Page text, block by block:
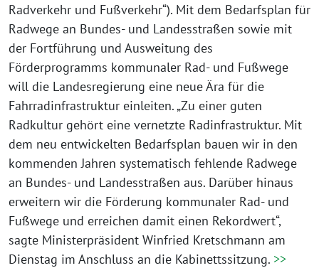
Radverkehr und Fußverkehr“). Mit dem Bedarfsplan für
Radwege an Bundes- und Landesstraßen sowie mit
der Fortführung und Ausweitung des
Förderprogramms kommunaler Rad- und Fußwege
will die Landesregierung eine neue Ära für die
Fahrradinfrastruktur einleiten. „Zu einer guten
Radkultur gehört eine vernetzte Radinfrastruktur. Mit
dem neu entwickelten Bedarfsplan bauen wir in den
kommenden Jahren systematisch fehlende Radwege
an Bundes- und Landesstraßen aus. Darüber hinaus
erweitern wir die Förderung kommunaler Rad- und
Fußwege und erreichen damit einen Rekordwert“,
sagte Ministerpräsident Winfried Kretschmann am
Dienstag im Anschluss an die Kabinettssitzung. >>